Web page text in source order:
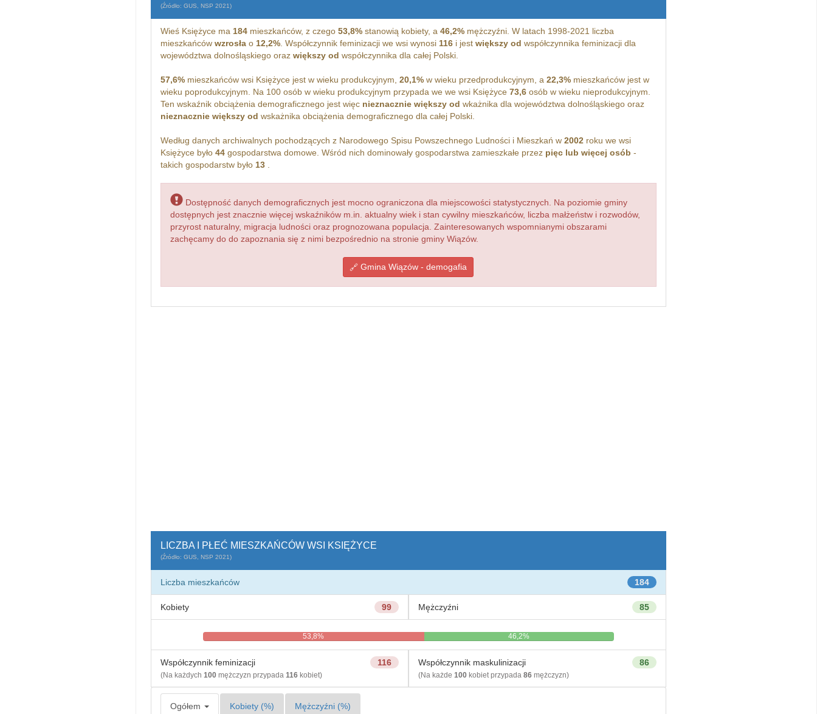
(Źródło: GUS, NSP 2021)
Wieś Księżyce ma 184mieszkańców, z czego 53,8%stanowią kobiety, a 46,2%mężczyźni. W latach 1998-2021 liczba
mieszkańców wzrosłao 12,2%. Współczynnik feminizacji we wsi wynosi 116i jest większy od współczynnika feminizacji dla
województwa dolnośląskiego oraz większy od współczynnika dla całej Polski.
57,6%mieszkańców wsi Księżyce jest w wieku produkcyjnym, 20,1%w wieku przedprodukcyjnym, a 22,3%mieszkańców jest w
wieku poprodukcyjnym. Na 100 osób w wieku produkcyjnym przypada we we wsi Księżyce 73,6osób w wieku nieprodukcyjnym.
Ten wskaźnik obciążenia demograficznego jest więc nieznacznie większy od wkażnika dla województwa dolnośląskiego oraz
nieznacznie większy od wskażnika obciążenia demograficznego dla całej Polski.
Według danych archiwalnych pochodzących z Narodowego Spisu Powszechnego Ludności i Mieszkań w 2002roku we wsi
Księżyce było 44gospodarstwa domowe. Wśród nich dominowały gospodarstwa zamieszkałe przez pięc lub więcej osób -
takich gospodarstw było 13.
Dostępność danych demograficznych jest mocno ograniczona dla miejscowości statystycznych. Na poziomie gminy
dostępnych jest znacznie więcej wskaźników m.in. aktualny wiek i stan cywilny mieszkańców, liczba małżeństw i rozwodów,
przyrost naturalny, migracja ludności oraz prognozowana populacja. Zainteresowanych wspomnianymi obszarami
zachęcamy do do zapoznania się z nimi bezpośrednio na stronie gminy Wiązów.
Gmina Wiązów - demogafia
LICZBA I PŁEĆ MIESZKAŃCÓW WSI KSIĘŻYCE
(Źródło: GUS, NSP 2021)
184
Liczba mieszkańców
99
Kobiety 85
Mężczyźni
53,8% 46,2%
116
Współczynnik feminizacji
(Na każdych 100mężczyzn przypada 116kobiet)
86
Współczynnik maskulinizacji
(Na każde 100kobiet przypada 86mężczyzn)
Ogółem Kobiety (%) Mężczyźni (%)